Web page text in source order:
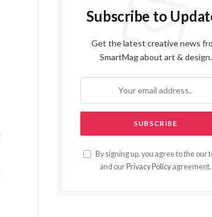
Subscribe to
Get the latest creative news
SmartMag about art & design.
By signing up, you agree to the our
and our Privacy Policy agreement.